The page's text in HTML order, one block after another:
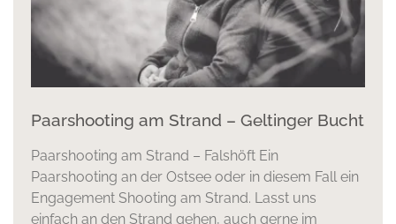
Paarshooting am Strand – Geltinger Bucht
Paarshooting am Strand – Falshöft Ein
Paarshooting an der Ostsee oder in diesem Fall ein
Engagement Shooting am Strand. Lasst uns
einfach an den Strand gehen, auch gerne im